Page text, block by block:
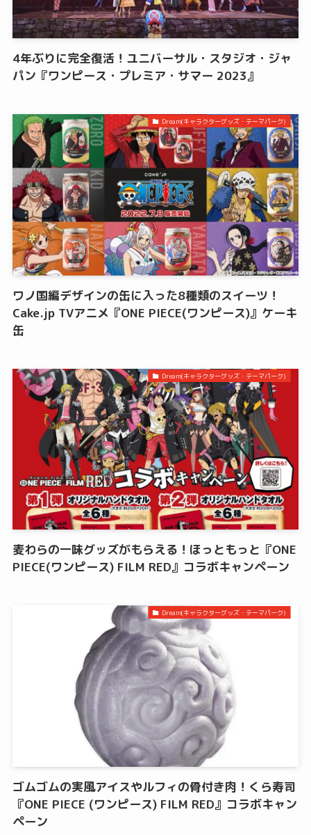
4年ぶりに完全復活！ユニバーサル・スタジオ・ジャ
パン『ワンピース・プレミア・サマー 2023』
Dream(キャラクターグッズ・テーマパーク)
ワノ国編デザインの缶に入った8種類のスイーツ！
Cake.jp TVアニメ『ONE PIECE(ワンピース)』ケーキ
缶
Dream(キャラクターグッズ・テーマパーク)
麦わらの一味グッズがもらえる！ほっともっと『ONE
PIECE(ワンピース) FILM RED』コラボキャンペーン
Dream(キャラクターグッズ・テーマパーク)
ゴムゴムの実風アイスやルフィの骨付き肉！くら寿司
『ONE PIECE (ワンピース) FILM RED』コラボキャン
ペーン